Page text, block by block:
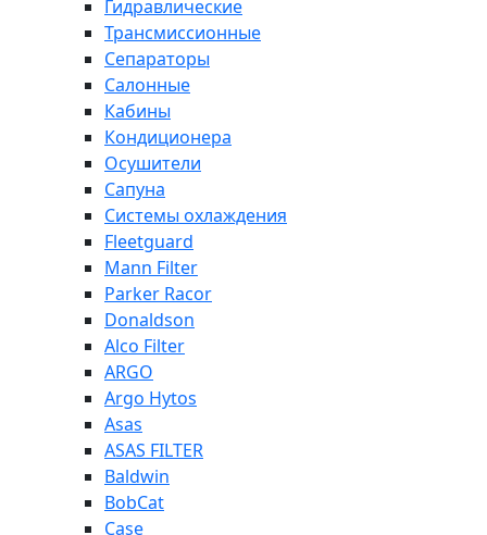
Гидравлические
Трансмиссионные
Сепараторы
Салонные
Кабины
Кондиционера
Осушители
Сапуна
Системы охлаждения
Fleetguard
Mann Filter
Parker Racor
Donaldson
Alco Filter
ARGO
Argo Hytos
Asas
ASAS FILTER
Baldwin
BobCat
Case